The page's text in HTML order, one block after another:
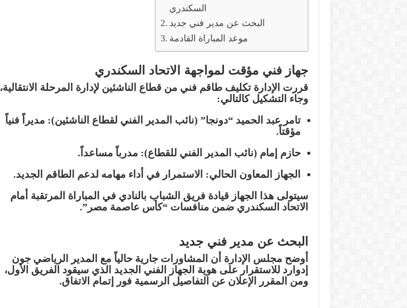
السكندري
البحث عن مدير فني جديد
موعد المباراة القادمة
جهاز فني مؤقت لمواجهة الاتحاد السكندري
قررت الإدارة تكليف طاقم فني من قطاع الناشئين لإدارة المرحلة الانتقالية،
وجاء التشكيل كالتالي:
تامر عبد الحميد “دونجا” (نائب المدير الفني لقطاع الناشئين): مديراً فنياً
مؤقتاً.
حازم إمام (نائب المدير الفني للقطاع): مدرباً مساعداً.
الجهاز المعاون الحالي: الاستمرار في أداء مهامه لدعم الطاقم الجديد.
سيتولى هذا الجهاز قيادة فريق الشباب بالنادي في المباراة المرتقبة أمام
الاتحاد السكندري ضمن منافسات “كأس عاصمة مصر”.
البحث عن مدير فني جديد
أوضح مجلس الإدارة أن المشاورات جارية حالياً مع المدير الرياضي جون
إدوارد للاستقرار على هوية الجهاز الفني الجديد الذي سيقود الفريق الأول،
ومن المقرر الإعلان عن التفاصيل الرسمية فور إتمام الاتفاق.